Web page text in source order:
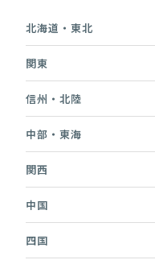
北海道・東北
関東
信州・北陸
中部・東海
関西
中国
四国